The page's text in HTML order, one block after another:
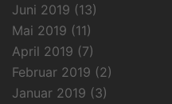
Juni 2019 (13)
Mai 2019 (11)
April 2019 (7)
Februar 2019 (2)
Januar 2019 (3)